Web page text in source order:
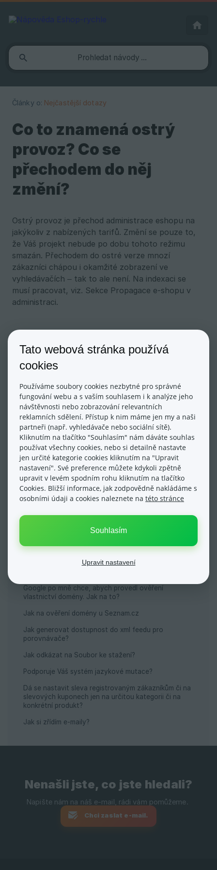
Google po mně chce, abych provedl ověření
vlastnictví domény. Jak na to?
Jak na ověření domény u Seznam.cz
Jak generovat dostupnost do xml feedu pro
porovnávače?
Jak odkázat na Soubor ke stažení?
Podporuje Váš systém jazykové mutace?
Dá se nastavit sleva registrovaným zákazníkům či na
slevových kuponech jen na určitou kategorii či na
konkrétní produkt?
Jak si zřídím e-maily?
Články o: Nejčastější dotazy
Co to znamená ostrý
provoz? Co se
přechodem do něj
změní?
Ostrý provoz je přechod administrace eshopu na
jakýkoliv z nabízených tarifů. Změní se pouze to,
že Váš projekt nebude po dobu tohoto režimu
smazán. Přechodem do ostré verze mnozí
zákazníci chápou i okamžité zobrazení ve
vyhledávačích – tak to ale není. Na indexaci se
musí pracovat, viz. Sekce Propagace e-shopu v
administraci.
Ano Ne
Nenašli jste, co jste hledali?
Chci zaslat e-mail.
Tato webová stránka používá
cookies
Používáme soubory cookies nezbytné pro správné
fungování webu a s vaším souhlasem i k analýze jeho
návštěvnosti nebo zobrazování relevantních
reklamních sdělení. Přístup k nim máme jen my a naši
partneři (např. vyhledávače nebo sociální sítě).
Kliknutím na tlačítko "Souhlasím" nám dáváte souhlas
používat všechny cookies, nebo si detailně nastavte
jen určité kategorie cookies kliknutím na "Upravit
nastavení". Své preference můžete kdykoli zpětně
upravit v levém spodním rohu kliknutím na tlačítko
Cookies. Bližší informace, jak zodpovědně nakládáme s
osobními údaji a cookies naleznete na této stránce
Souhlasím
Upravit nastavení